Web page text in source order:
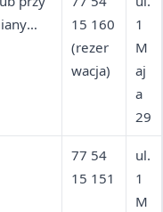
15 160
(rezer
wacja)
1
M
aj
a
29
77 54
15 151
ul.
1
M